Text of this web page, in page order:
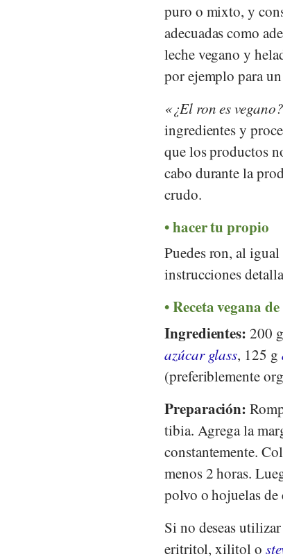
puro o mixto, y
adecuadas como
leche vegano y
por ejemplo para
¿El ron es vegano?
ingredientes y
que los productos
cabo durante la
crudo.
hacer tu propio
Puedes ron, al
instrucciones
Receta vegana
Ingredientes: 200
azúcar glass, 125 g
(preferiblemente
Preparación:
tibia. Agrega la
constantemente.
menos 2 horas.
polvo o hojuelas de
Si no deseas
eritritol, xilitol o